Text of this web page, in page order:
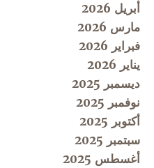
أبريل 2026
مارس 2026
فبراير 2026
يناير 2026
ديسمبر 2025
نوفمبر 2025
أكتوبر 2025
سبتمبر 2025
أغسطس 2025